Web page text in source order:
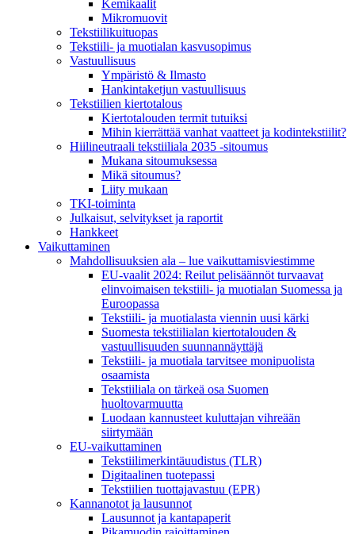
Kemikaalit
Mikromuovit
Tekstiilikuitu­opas
Tekstiili- ja muotialan kasvusopimus
Vastuullisuus
Ympäristö & Ilmasto
Hankintaketjun vastuullisuus
Tekstiilien kiertotalous
Kiertotalouden termit tutuiksi
Mihin kierrättää vanhat vaatteet ja kodintekstiilit?
Hiilineutraali tekstiiliala 2035 -sitoumus
Mukana sitoumuksessa
Mikä sitoumus?
Liity mukaan
TKI-toiminta
Julkaisut, selvitykset ja raportit
Hankkeet
Vaikuttaminen
Mahdollisuuksien ala – lue vaikuttamis­viestimme
EU-vaalit 2024: Reilut pelisäännöt turvaavat
elinvoimaisen tekstiili- ja muotialan Suomessa ja
Euroopassa
Tekstiili- ja muotialasta viennin uusi kärki
Suomesta tekstiilialan kiertotalouden &
vastuullisuuden suunnannäyttäjä
Tekstiili- ja muotiala tarvitsee monipuolista
osaamista
Tekstiiliala on tärkeä osa Suomen
huoltovarmuutta
Luodaan kannusteet kuluttajan vihreään
siirtymään
EU-vaikuttaminen
Tekstiilimerkintäuudistus (TLR)
Digitaalinen tuotepassi
Tekstiilien tuottajavastuu (EPR)
Kannanotot ja lausunnot
Lausunnot ja kantapaperit